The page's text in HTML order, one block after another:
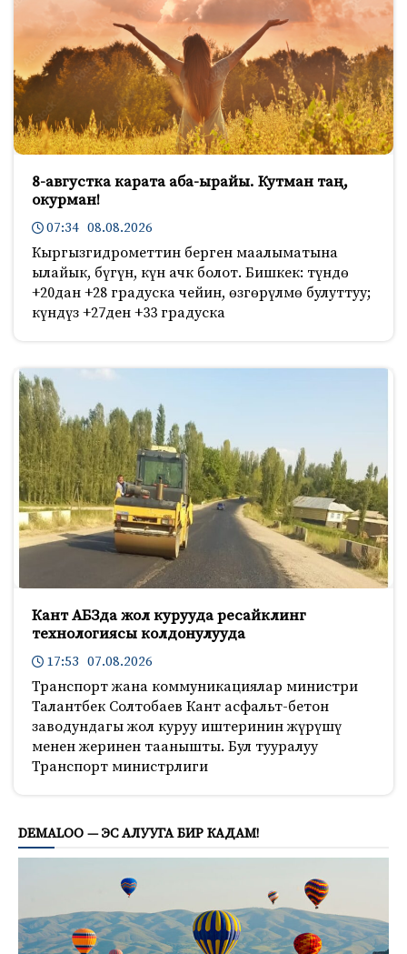
8-августка карата аба-ырайы. Кутман таң,
окурман!
07:34 08.08.2026
Кыргызгидрометтин берген маалыматына
ылайык, бүгүн, күн ачк болот. Бишкек: түндө
+20дан +28 градуска чейин, өзгөрүлмө булуттуу;
күндүз +27ден +33 градуска
Кант АБЗда жол курууда ресайклинг
технологиясы колдонулууда
17:53 07.08.2026
Транспорт жана коммуникациялар министри
Талантбек Солтобаев Кант асфальт-бетон
заводундагы жол куруу иштеринин жүрүшү
менен жеринен таанышты. Бул тууралуу
Транспорт министрлиги
DEMALOO — ЭС АЛУУГА БИР КАДАМ!